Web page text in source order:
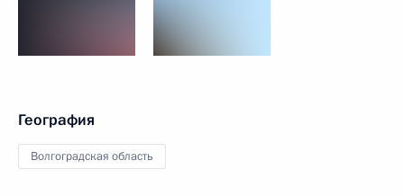
География
Волгоградская область